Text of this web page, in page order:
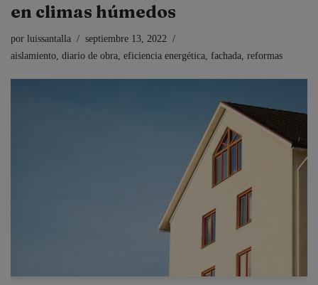
en climas húmedos
por luissantalla
septiembre 13, 2022
aislamiento, diario de obra, eficiencia energética, fachada, reformas